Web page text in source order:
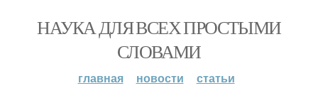
НАУКА ДЛЯ ВСЕХ ПРОСТЫМИ
СЛОВАМИ
главная новости статьи